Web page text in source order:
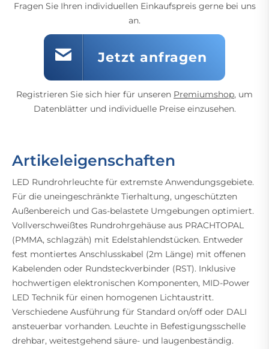
Fragen Sie Ihren individuellen Einkaufspreis gerne bei uns
an.
Jetzt anfragen
Registrieren Sie sich hier für unseren Premiumshop, um
Datenblätter und individuelle Preise einzusehen.
Artikeleigenschaften
LED Rundrohrleuchte für extremste Anwendungsgebiete.
Für die uneingeschränkte Tierhaltung, ungeschützten
Außenbereich und Gas-belastete Umgebungen optimiert.
Vollverschweißtes Rundrohrgehäuse aus PRACHTOPAL
(PMMA, schlagzäh) mit Edelstahlendstücken. Entweder
fest montiertes Anschlusskabel (2m Länge) mit offenen
Kabelenden oder Rundsteckverbinder (RST). Inklusive
hochwertigen elektronischen Komponenten, MID-Power
LED Technik für einen homogenen Lichtaustritt.
Verschiedene Ausführung für Standard on/off oder DALI
ansteuerbar vorhanden. Leuchte in Befestigungsschelle
drehbar, weitestgehend säure- und laugenbeständig.